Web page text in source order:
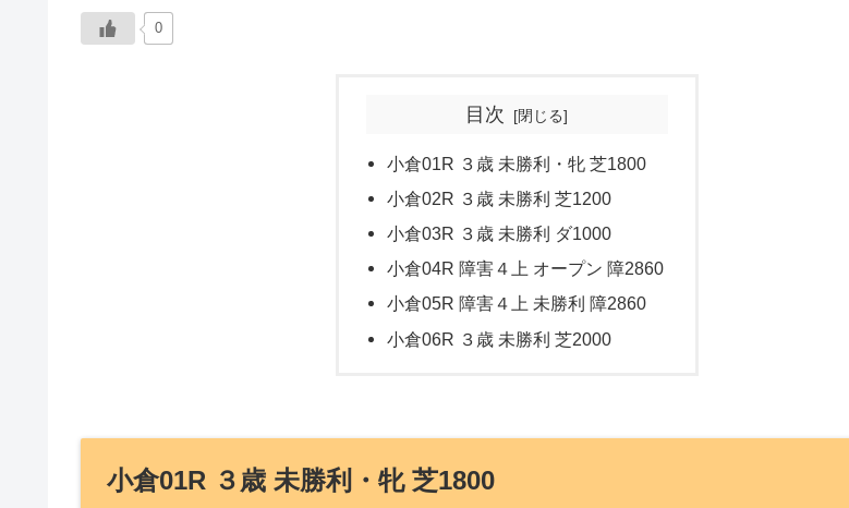
0
目次
小倉01R ３歳 未勝利・牝 芝1800
小倉02R ３歳 未勝利 芝1200
小倉03R ３歳 未勝利 ダ1000
小倉04R 障害４上 オープン 障2860
小倉05R 障害４上 未勝利 障2860
小倉06R ３歳 未勝利 芝2000
小倉01R ３歳 未勝利・牝 芝1800